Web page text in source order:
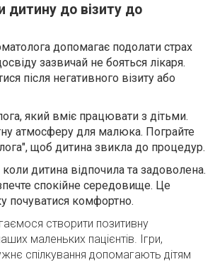
дитину до візиту до
допомагає подолати страх
зазвичай не бояться лікаря.
після негативного візиту або
який вміє працювати з дітьми.
атмосферу для малюка. Пограйте
щоб дитина звикла до процедур.
коли дитина відпочила та задоволена.
спокійне середовище. Це
комфортно.
створити позитивну
маленьких пацієнтів. Ігри,
спілкування допомагають дітям